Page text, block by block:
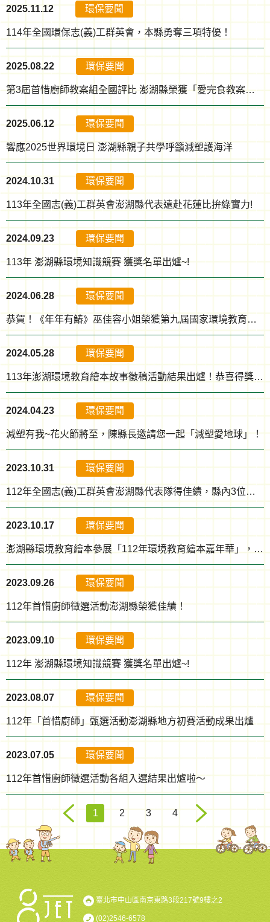
2025.11.12 環保要聞
114年全國環保志(義)工群英會，本縣勇奪三項特優！
2025.08.22 環保要聞
第3屆首惜廚師教案組全國評比 澎湖縣榮獲「愛完食教案賞」
2025.06.12 環保要聞
響應2025世界環境日 澎湖縣親子共學呼籲減塑護海洋
2024.10.31 環保要聞
113年全國志(義)工群英會澎湖縣代表遠赴花蓮比拚綠實力!
2024.09.23 環保要聞
113年 澎湖縣環境知識競賽 獲獎名單出爐~!
2024.06.28 環保要聞
恭賀！《年年有鰆》巫佳容小姐榮獲第九屆國家環境教育獎個人組優等獎
2024.05.28 環保要聞
113年澎湖環境教育繪本故事徵稿活動結果出爐！恭喜得獎者~
2024.04.23 環保要聞
減塑有我~花火節將至，陳縣長邀請您一起「減塑愛地球」！
2023.10.31 環保要聞
112年全國志(義)工群英會澎湖縣代表隊得佳績，縣內3位績優環教志工獲殊榮！
2023.10.17 環保要聞
澎湖縣環境教育繪本參展「112年環境教育繪本嘉年華」，活動圓滿落幕！
2023.09.26 環保要聞
112年首惜廚師徵選活動澎湖縣榮獲佳績！
2023.09.10 環保要聞
112年 澎湖縣環境知識競賽 獲獎名單出爐~!
2023.08.07 環保要聞
112年「首惜廚師」甄選活動澎湖縣地方初賽活動成果出爐
2023.07.05 環保要聞
112年首惜廚師徵選活動各組入選結果出爐啦～
1 2 3 4
臺北市中山區南京東路3段217號9樓之2
(02)2546-6578